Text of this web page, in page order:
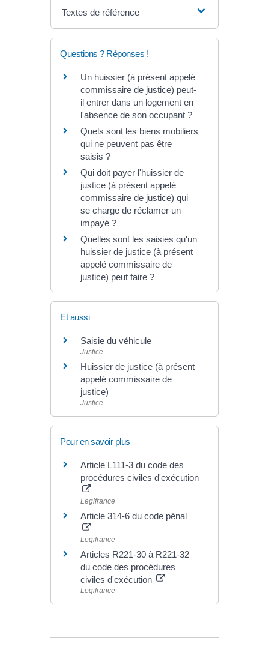
Textes de référence
Questions ? Réponses !
Un huissier (à présent appelé
commissaire de justice) peut-
il entrer dans un logement en
l'absence de son occupant ?
Quels sont les biens mobiliers
qui ne peuvent pas être
saisis ?
Qui doit payer l'huissier de
justice (à présent appelé
commissaire de justice) qui
se charge de réclamer un
impayé ?
Quelles sont les saisies qu'un
huissier de justice (à présent
appelé commissaire de
justice) peut faire ?
Et aussi
Saisie du véhicule
Justice
Huissier de justice (à présent
appelé commissaire de
justice)
Justice
Pour en savoir plus
Article L111-3 du code des
procédures civiles d'exécution
Legifrance
Article 314-6 du code pénal
Legifrance
Articles R221-30 à R221-32
du code des procédures
civiles d'exécution
Legifrance